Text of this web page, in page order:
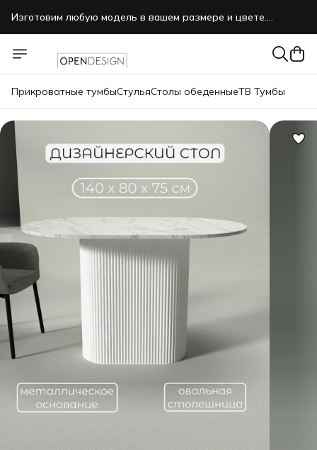
Изготовим любую модель в вашем размере и цвете.
Прикроватные тумбыСтульяСтолы обеденныеТВ Тумбы